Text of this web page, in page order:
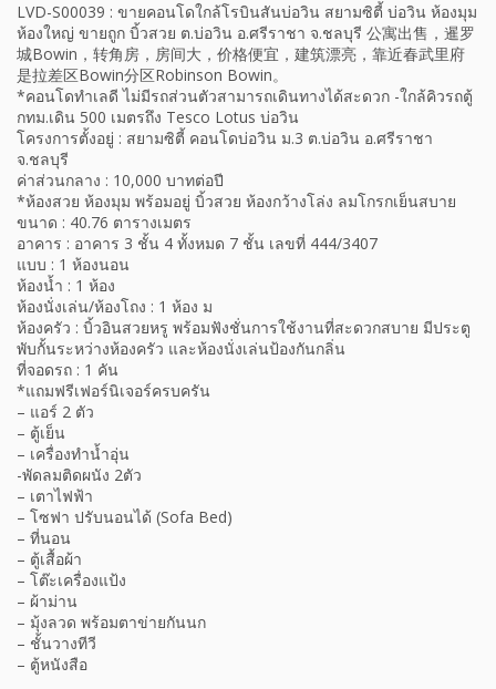
LVD-S00039 : ขายคอนโดใกล้โรบินสันบ่อวิน สยามซิตี้ บ่อวิน ห้องมุม
ห้องใหญ่ ขายถูก บิ้วสวย ต.บ่อวิน อ.ศรีราชา จ.ชลบุรี 公寓出售，暹罗
城Bowin，转角房，房间大，价格便宜，建筑漂亮，靠近春武里府
是拉差区Bowin分区Robinson Bowin。
*คอนโดทำเลดี ไม่มีรถส่วนตัวสามารถเดินทางได้สะดวก -ใกล้คิวรถตู้
กทม.เดิน 500 เมตรถึง Tesco Lotus บ่อวิน
โครงการตั้งอยู่ : สยามซิตี้ คอนโดบ่อวิน ม.3 ต.บ่อวิน อ.ศรีราชา
จ.ชลบุรี
ค่าส่วนกลาง : 10,000 บาทต่อปี
*ห้องสวย ห้องมุม พร้อมอยู่ บิ้วสวย ห้องกว้างโล่ง ลมโกรกเย็นสบาย
ขนาด : 40.76 ตารางเมตร
อาคาร : อาคาร 3 ชั้น 4 ทั้งหมด 7 ชั้น เลขที่ 444/3407
แบบ : 1 ห้องนอน
ห้องน้ำ : 1 ห้อง
ห้องนั่งเล่น/ห้องโถง : 1 ห้อง ม
ห้องครัว : บิ้วอินสวยหรู พร้อมฟังชั่นการใช้งานที่สะดวกสบาย มีประตู
พับกั้นระหว่างห้องครัว และห้องนั่งเล่นป้องกันกลิ่น
ที่จอดรถ : 1 คัน
*แถมฟรีเฟอร์นิเจอร์ครบครัน
– แอร์ 2 ตัว
– ตู้เย็น
– เครื่องทำน้ำอุ่น
-พัดลมติดผนัง 2ตัว
– เตาไฟฟ้า
– โซฟา ปรับนอนได้ (Sofa Bed)
– ที่นอน
– ตู้เสื้อผ้า
– โต๊ะเครื่องแป้ง
– ผ้าม่าน
– มุ้งลวด พร้อมตาข่ายกันนก
– ชั้นวางทีวี
– ตู้หนังสือ